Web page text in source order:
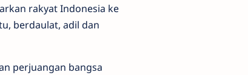
rakyat Indonesia ke
berdaulat, adil dan
perjuangan bangsa